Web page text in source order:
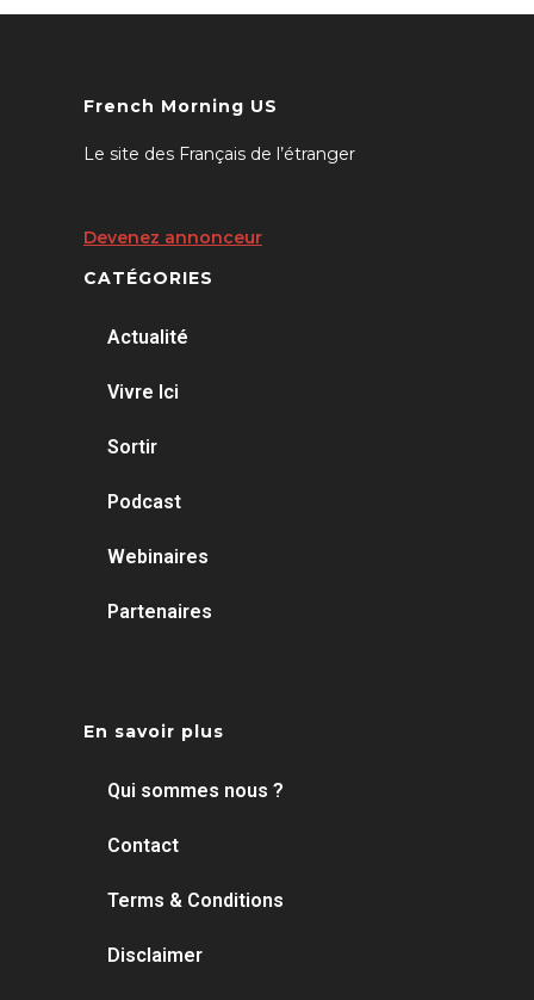
French Morning US
Le site des Français de l’étranger
Devenez annonceur
CATÉGORIES
Actualité
Vivre Ici
Sortir
Podcast
Webinaires
Partenaires
En savoir plus
Qui sommes nous ?
Contact
Terms & Conditions
Disclaimer